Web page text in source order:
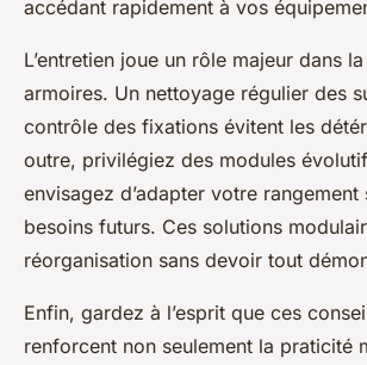
accédant rapidement à vos
L’entretien joue un rôle majeur dans
armoires. Un nettoyage régulier des
contrôle des fixations évitent les
outre, privilégiez des modules
envisagez d’adapter votre rangement
besoins futurs. Ces solutions
réorganisation sans devoir tout
Enfin, gardez à l’esprit que ces
renforcent non seulement la praticité